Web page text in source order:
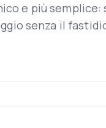
e più
senza il